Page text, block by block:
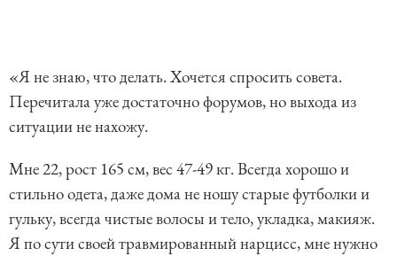
«Я не знаю, что делать. Хочется спросить совета.
Перечитала уже достаточно форумов, но выхода из
ситуации не нахожу.
Мне 22, рост 165 см, вес 47-49 кг. Всегда хорошо и
стильно одета, даже дома не ношу старые футболки и
гульку, всегда чистые волосы и тело, укладка, макияж.
Я по сути своей травмированный нарцисс, мне нужно